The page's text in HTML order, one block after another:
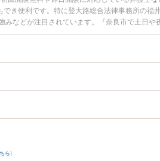
き便利です。特に登大路総合法律事務所の福
などが注目されています。『奈良市で土日
たい』『初回相談無料で投薬ミスを法律相
ら)